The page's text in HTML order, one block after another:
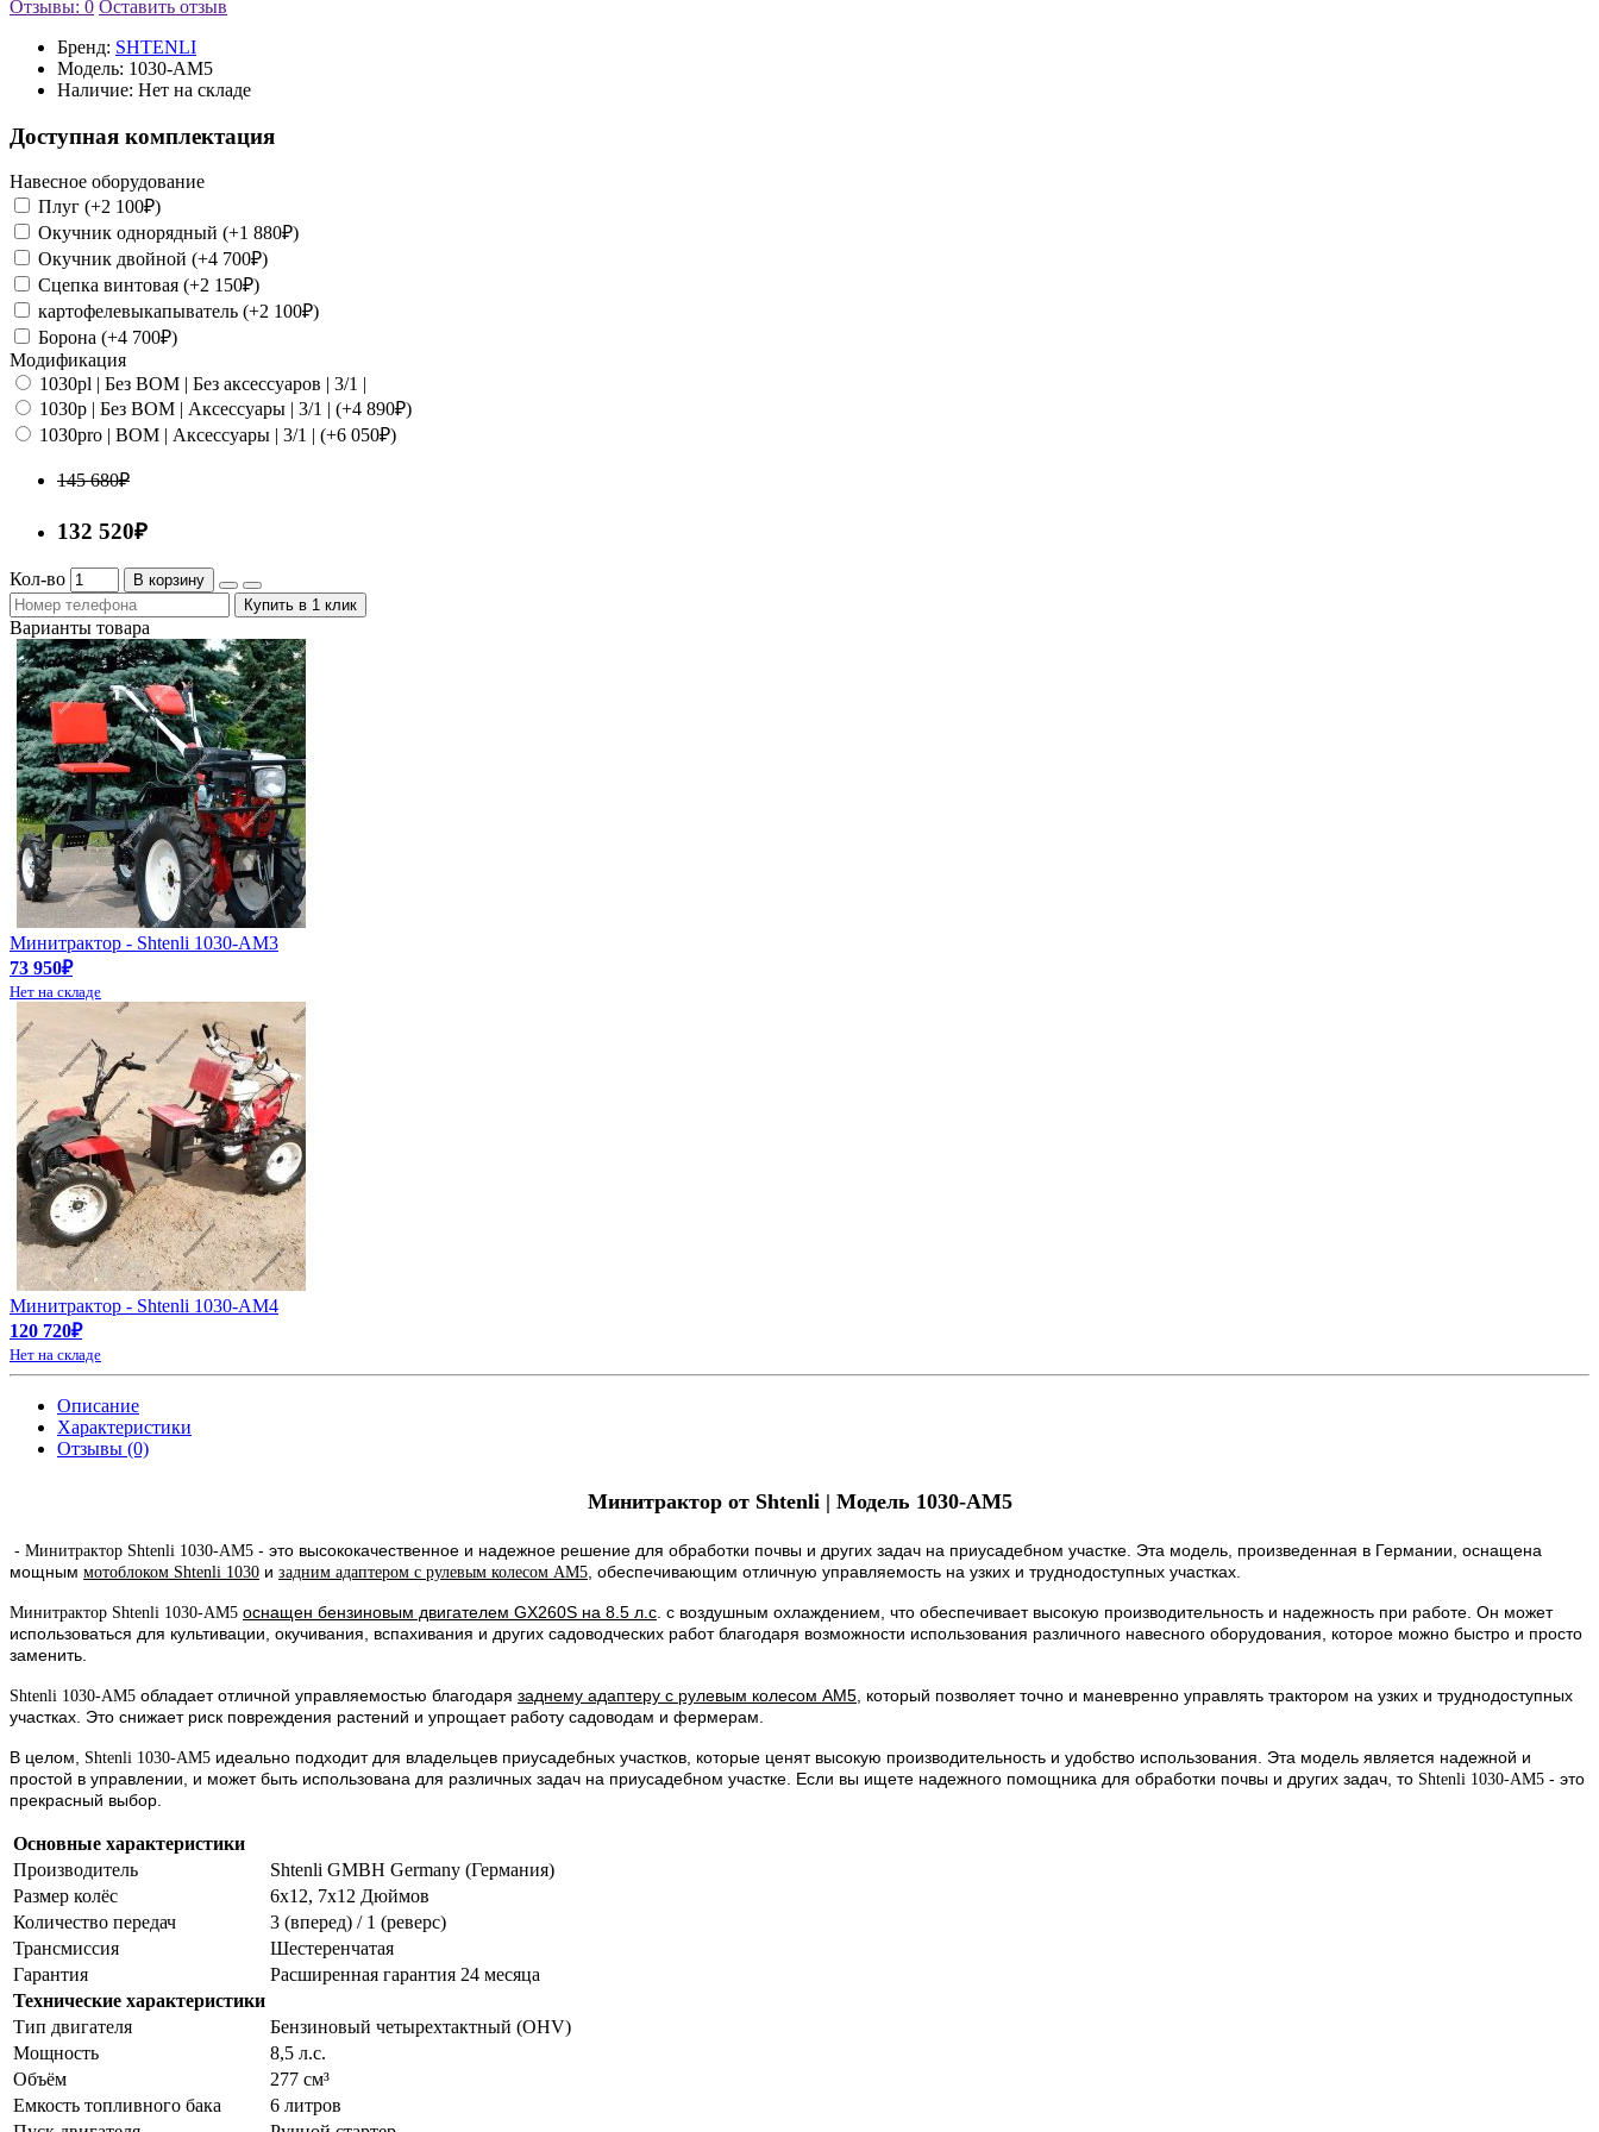
Отзывы: 0 Оставить отзыв
Бренд: SHTENLI
Модель: 1030-АМ5
Наличие: Нет на складе
Доступная комплектация
Навесное оборудование
Плуг (+2 100₽)
Окучник однорядный (+1 880₽)
Окучник двойной (+4 700₽)
Сцепка винтовая (+2 150₽)
картофелевыкапыватель (+2 100₽)
Борона (+4 700₽)
Модификация
1030pl | Без ВОМ | Без аксессуаров | 3/1 |
1030p | Без ВОМ | Аксессуары | 3/1 | (+4 890₽)
1030pro | ВОМ | Аксессуары | 3/1 | (+6 050₽)
145 680₽
132 520₽
Кол-во
В корзину
Купить в 1 клик
Варианты товара
Минитрактор - Shtenli 1030-АМ3
73 950₽
Нет на складе
Минитрактор - Shtenli 1030-АМ4
120 720₽
Нет на складе
Описание
Характеристики
Отзывы (0)
Минитрактор от Shtenli | Модель 1030-АМ5
- Минитрактор Shtenli 1030-AM5 - это высококачественное и надежное решение для обработки почвы и других задач на приусадебном участке. Эта модель, произведенная в Германии, оснащена
мощным мотоблоком Shtenli 1030 и задним адаптером с рулевым колесом AM5 , обеспечивающим отличную управляемость на узких и труднодоступных участках.
Минитрактор Shtenli 1030-AM5 оснащен бензиновым двигателем GX260S на 8.5 л.с . с воздушным охлаждением, что обеспечивает высокую производительность и надежность при работе. Он может
использоваться для культивации, окучивания, вспахивания и других садоводческих работ благодаря возможности использования различного навесного оборудования, которое можно быстро и просто
заменить.
Shtenli 1030-AM5 обладает отличной управляемостью благодаря заднему адаптеру с рулевым колесом AM5 , который позволяет точно и маневренно управлять трактором на узких и труднодоступных
участках. Это снижает риск повреждения растений и упрощает работу садоводам и фермерам.
В целом, Shtenli 1030-AM5 идеально подходит для владельцев приусадебных участков, которые ценят высокую производительность и удобство использования. Эта модель является надежной и
простой в управлении, и может быть использована для различных задач на приусадебном участке. Если вы ищете надежного помощника для обработки почвы и других задач, то Shtenli 1030-AM5 - это
прекрасный выбор.
Основные характеристики
Производитель
Shtenli GMBH Germany (Германия)
Размер колёс
6х12, 7х12 Дюймов
Количество передач
3 (вперед) / 1 (реверс)
Трансмиссия
Шестеренчатая
Гарантия
Расширенная гарантия 24 месяца
Технические характеристики
Тип двигателя
Бензиновый четырехтактный (OHV)
Мощность
8,5 л.с.
Объём
277 см³
Емкость топливного бака
6 литров